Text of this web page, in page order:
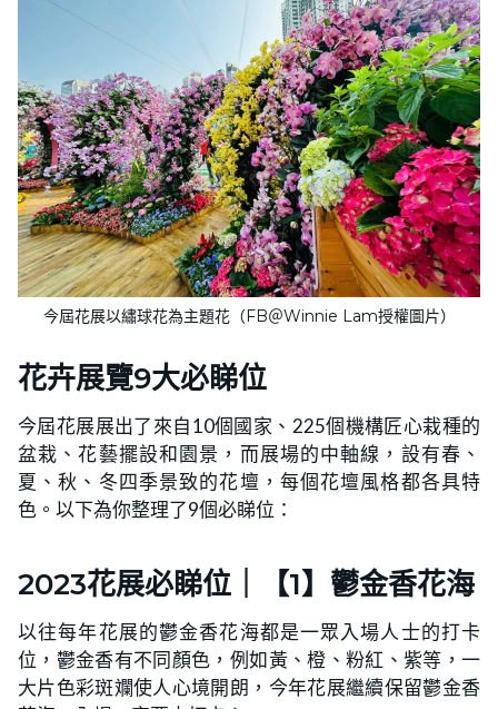
今屆花展以繡球花為主題花（FB＠Winnie Lam授權圖片）
花卉展覽9大必睇位
今屆花展展出了來自10個國家、225個機構匠心栽種的
盆栽、花藝擺設和園景，而展場的中軸線，設有春、
夏、秋、冬四季景致的花壇，每個花壇風格都各具特
色。以下為你整理了9個必睇位：
2023花展必睇位｜【1】鬱金香花海
以往每年花展的鬱金香花海都是一眾入場人士的打卡
位，鬱金香有不同顏色，例如黃、橙、粉紅、紫等，一
大片色彩斑斕使人心境開朗，今年花展繼續保留鬱金香